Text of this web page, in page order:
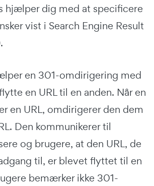
hjælper dig med at specificere
vist i Search Engine Result
en 301-omdirigering med
en URL til en anden. Når en
en URL, omdirigerer den dem
Den kommunikerer til
og brugere, at den URL, de
til, er blevet flyttet til en
bemærker ikke 301-